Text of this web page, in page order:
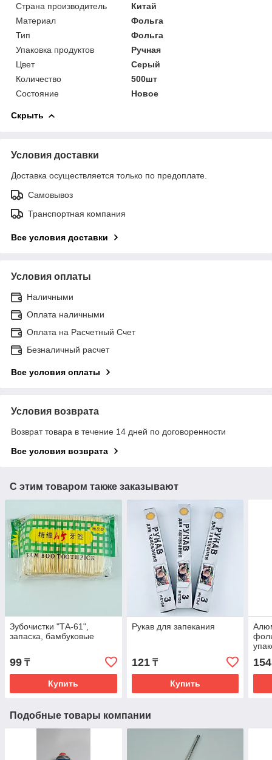
Страна производитель
Китай
Материал
Фольга
Тип
Фольга
Упаковка продуктов
Ручная
Цвет
Серый
Количество
500шт
Состояние
Новое
Скрыть
Условия доставки
Доставка осуществляется только по предоплате.
Самовывоз
Транспортная компания
Все условия доставки
Условия оплаты
Наличными
Оплата наличными
Оплата на Расчетный Счет
Безналичный расчет
Все условия оплаты
Условия возврата
Возврат товара в течение 14 дней по договоренности
Все условия возврата
С этим товаром также заказывают
Зубочистки "ТА-61",
запаска, бамбуковые
99 ₸
Купить
Рукав для запекания
121₸
Купить
154
Подобные товары компании